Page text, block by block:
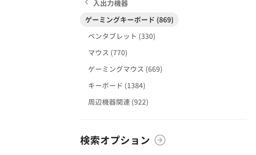
入出力機器
ゲーミングキーボード (869)
ペンタブレット (330)
マウス (770)
ゲーミングマウス (669)
キーボード (1384)
周辺機器関連 (922)
検索オプション